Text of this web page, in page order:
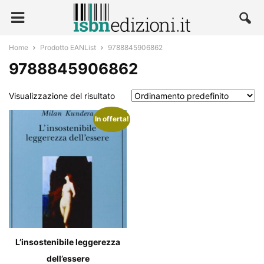
Home Prodotto EANList 9788845906862
9788845906862
Visualizzazione del risultato
In offerta!
L’insostenibile leggerezza
dell’essere